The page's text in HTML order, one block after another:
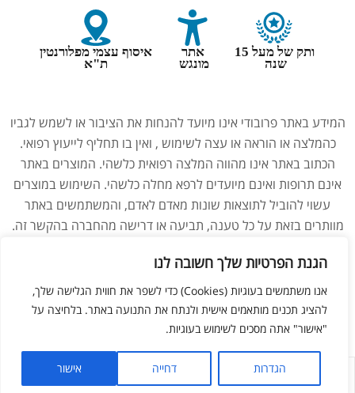
הגנת הפרטיות שלך חשובה לנו
אנו משתמשים בעוגיות (Cookies) כדי לשפר את חווית הגלישה שלך,
להציג תכנים מותאמים אישית ולנתח את התנועה באתר. בלחיצה על
"אישור" אתה מסכים לשימוש בעוגיות.
הגדרות דחייה אישור
לחנות החשבון שלי מועדפים חפש
ותק של מעל 15
שנה
אתר
מונגש
איסוף עצמי מפלורנטין
ת"א
המידע באתר פרובודי אינו מיועד להנחות את הציבור או לשמש לגביו
כהמלצה או הוראה או עצה לשימוש , ואין בו תחליף לייעוץ רפואי.
הכתוב באתר אינו מהווה המלצה רפואית כלשהי. המוצרים באתר
אינם תרופות ואינם מיועדים לרפא מחלה כלשהי. השימוש במוצרים
עשוי להוביל לתוצאות שונות מאדם לאדם, והמשתמשים באתר
מוותרים בזאת על כל טענה, תביעה או דרישה מהחברה בהקשר זה.
ברופא לפני השימוש במוצרים. התמונות באתר הן להמחשה בלבד.